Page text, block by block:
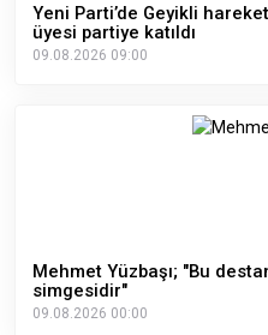
Yeni Parti’de Geyikli
üyesi partiye katıldı
09.08.2026 09:00
Mehmet Yüzbaşı; "Bu
simgesidir"
09.08.2026 00:00